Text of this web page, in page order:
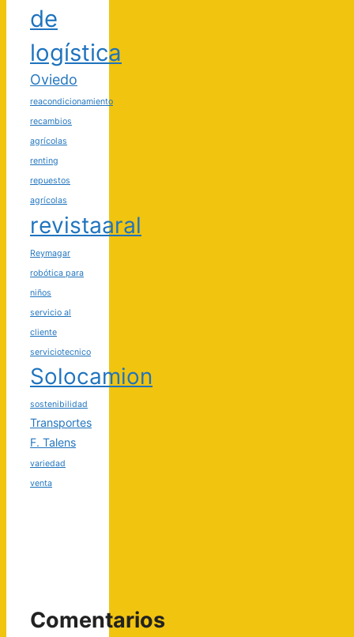
de
logística
Oviedo
reacondicionamiento
recambios
agrícolas
renting
repuestos
agrícolas
revistaaral
Reymagar
robótica para
niños
servicio al
cliente
serviciotecnico
Solocamion
sostenibilidad
Transportes
F. Talens
variedad
venta
Comentarios